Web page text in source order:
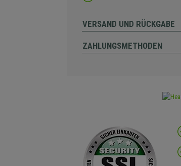
VERSAND UND RÜCKGABE
ZAHLUNGSMETHODEN